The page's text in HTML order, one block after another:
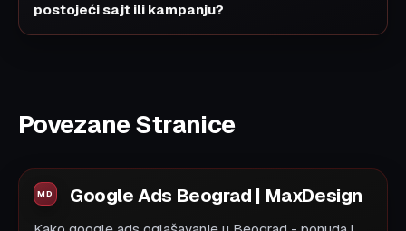
postojeći sajt ili kampanju?
Povezane Stranice
Google Ads Beograd | MaxDesign